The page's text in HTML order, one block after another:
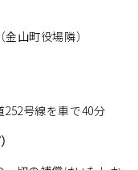
山町役場隣）
号線を車で40分